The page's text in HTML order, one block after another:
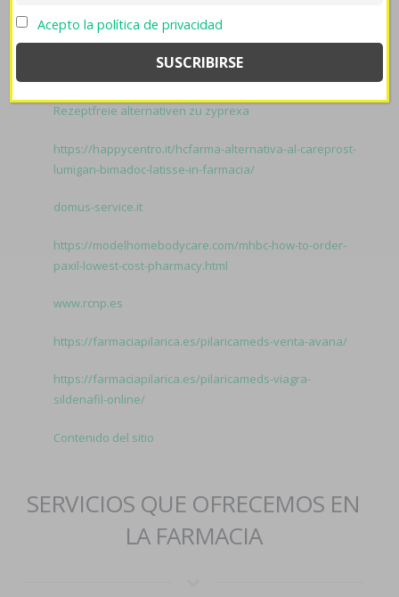
Dueso.
levitra sin receta españa
robaxin generico comprar
Rezeptfreie alternativen zu zyprexa
https://happycentro.it/hcfarma-alternativa-al-careprost-
lumigan-bimadoc-latisse-in-farmacia/
domus-service.it
https://modelhomebodycare.com/mhbc-how-to-order-
paxil-lowest-cost-pharmacy.html
www.rcnp.es
https://farmaciapilarica.es/pilaricameds-venta-avana/
https://farmaciapilarica.es/pilaricameds-viagra-
sildenafil-online/
Contenido del sitio
SERVICIOS QUE OFRECEMOS EN
LA FARMACIA
Acepto la política de privacidad